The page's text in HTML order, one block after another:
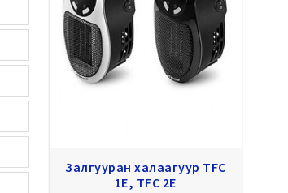
Залгууран халаагуур TFC
1E, TFC 2E